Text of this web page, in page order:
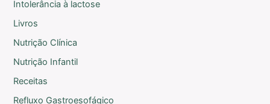
Intolerância à lactose
Livros
Nutrição Clínica
Nutrição Infantil
Receitas
Refluxo Gastroesofágico